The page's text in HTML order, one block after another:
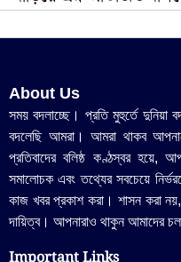
About Us
সময় বদলাচ্ছে। প্রতি মুহুর্তে দুনিয়া
বদলেছি আমরা। আমরা থাকব
প্রতিবাদের বলিষ্ঠ কণ্ঠস্বর হয়ে,
সমালোচক এবং তথ্যের সবচেয়ে
কাজ খবর প্রকাশ করা। শাসন করা
দায়িত্ব। আপনারাও থাকুন আমাদের